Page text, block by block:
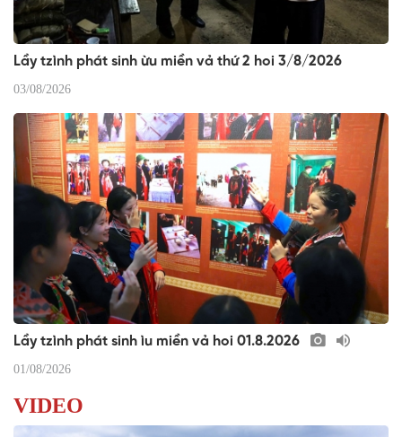
Lầy tzình phát sinh ừu miền vả thứ 2 hoi 3/8/2026
03/08/2026
Lầy tzình phát sinh ìu miền vả hoi 01.8.2026
01/08/2026
VIDEO